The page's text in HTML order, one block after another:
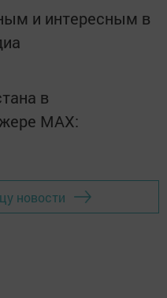
и интересным в
в
MАХ:
новости